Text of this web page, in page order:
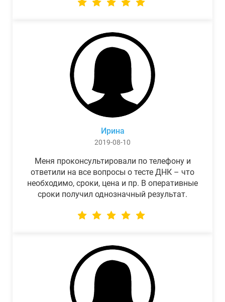
Ирина
2019-08-10
Меня проконсультировали по телефону и
ответили на все вопросы о тесте ДНК – что
необходимо, сроки, цена и пр. В оперативные
сроки получил однозначный результат.